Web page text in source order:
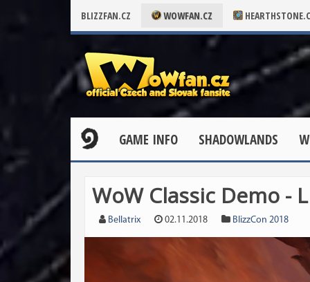
BLIZZFAN.CZ WOWFAN.CZ
GAME INFO SHADOWLANDS
WoW Classic Demo -
Bellatrix 02.11.2018 BlizzCon 2018